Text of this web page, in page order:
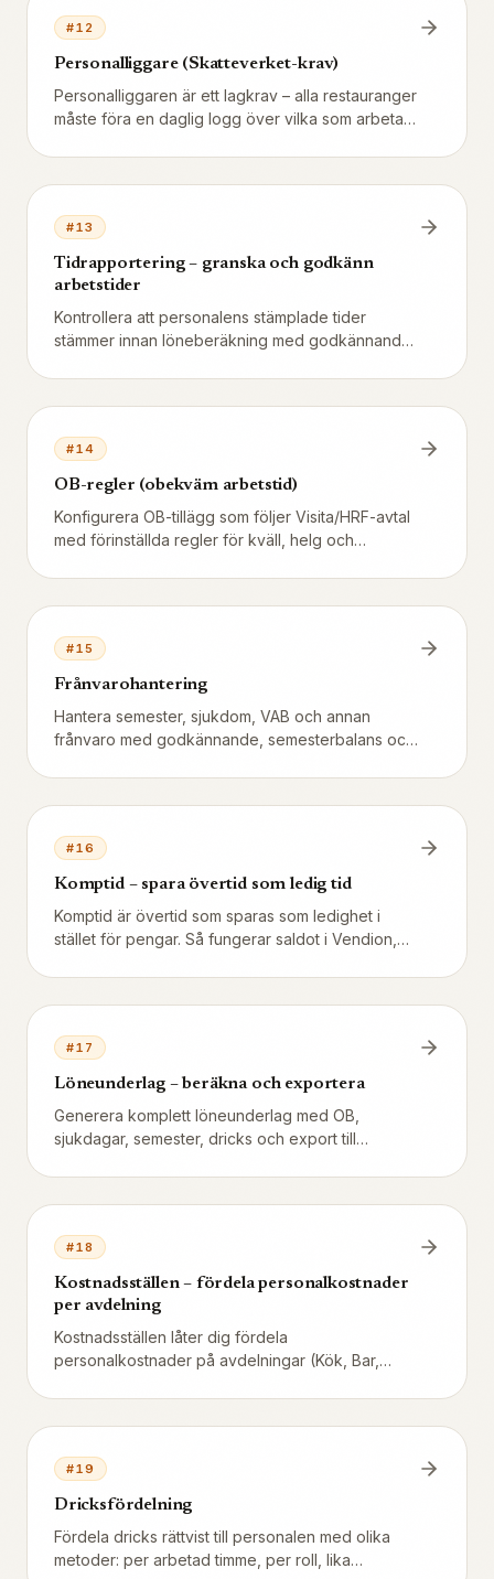
#12
Personalliggare (Skatteverket-krav)
Personalliggaren är ett lagkrav – alla restauranger
måste föra en daglig logg över vilka som arbetar.
#13
Tidrapportering – granska och godkänn
arbetstider
Kontrollera att personalens stämplade tider
stämmer innan löneberäkning med godkännande
#14
OB-regler (obekväm arbetstid)
Konfigurera OB-tillägg som följer Visita/HRF-avtal
med förinställda regler för kväll, helg och
#15
Frånvarohantering
Hantera semester, sjukdom, VAB och annan
frånvaro med godkännande, semesterbalans och
#16
Komptid – spara övertid som ledig tid
Komptid är övertid som sparas som ledighet i
stället för pengar. Så fungerar saldot i Vendion,
ingen saldokontroll, ingen automatisk
utbetalning).
#17
Löneunderlag – beräkna och exportera
Generera komplett löneunderlag med OB,
sjukdagar, semester, dricks och export till
#18
Kostnadsställen – fördela personalkostnader
per avdelning
Kostnadsställen låter dig fördela
personalkostnader på avdelningar (Kök, Bar,
kostnadsställe.
#19
Dricksfördelning
Fördela dricks rättvist till personalen med olika
metoder: per arbetad timme, per roll, lika